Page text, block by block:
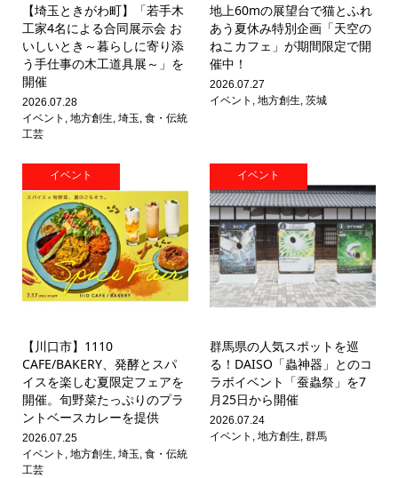
【埼玉ときがわ町】「若手木
工家4名による合同展示会 お
いしいとき～暮らしに寄り添
う手仕事の木工道具展～」を
開催
2026.07.28
イベント
地方創生 埼玉 食・伝統
工芸
地上60mの展望台で猫とふれ
あう夏休み特別企画「天空の
ねこカフェ」が期間限定で開
催中！
2026.07.27
イベント
,地方創生 ,茨城
イベント
【川口市】1110
CAFE/BAKERY、発酵とスパ
イスを楽しむ夏限定フェアを
開催。旬野菜たっぷりのプラ
ントベースカレーを提供
2026.07.25
イベント , 地方創生, 埼玉, 食・伝統
工芸
イベント
群馬県の人気スポットを巡
る！DAISO「蟲神器」とのコ
ラボイベント「蚕蟲祭」を7
月25日から開催
2026.07.24
イベント ,地方創生,群馬